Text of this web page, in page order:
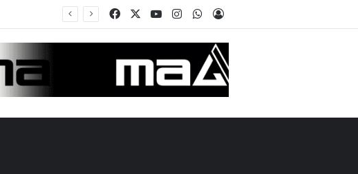
FacebookYou TubeInstagramWhatsApp
Accedi